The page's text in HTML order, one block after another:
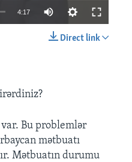
4:17
Direct link
Bu problemlər
mətbuatı
Mətbuatın durumu